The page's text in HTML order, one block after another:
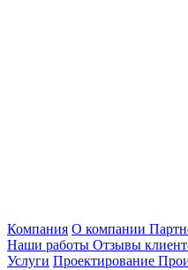
Компания О компании
Наши работы Отзывы
Услуги Проектирование